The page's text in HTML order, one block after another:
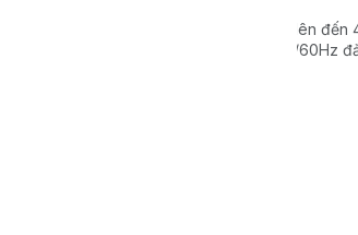
cắt với chiều rộng và độ sâu tối đa lên đến
Điện áp định mức 220V và tần số 50Hz/60Hz